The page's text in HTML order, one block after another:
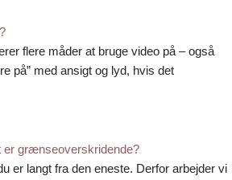
flere måder at bruge video på – også
på” med ansigt og lyd, hvis det
er grænseoverskridende?
er langt fra den eneste. Derfor arbejder vi